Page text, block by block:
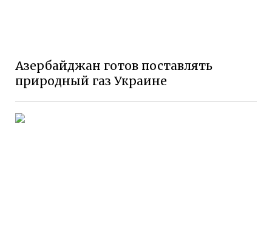
Азербайджан готов поставлять
природный газ Украине